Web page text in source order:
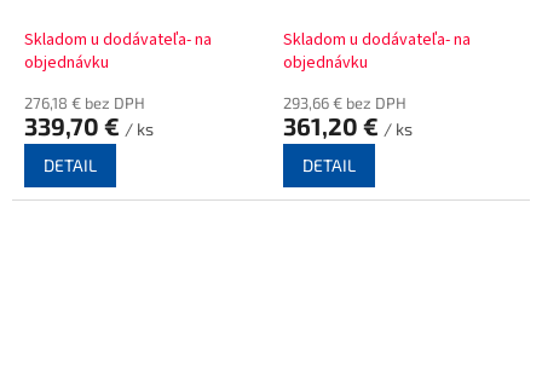
Skladom u dodávateľa- na
objednávku
276,18 € bez DPH
339,70 € / ks
DETAIL
Skladom u dodávateľa- na
objednávku
293,66 € bez DPH
361,20 € / ks
DETAIL